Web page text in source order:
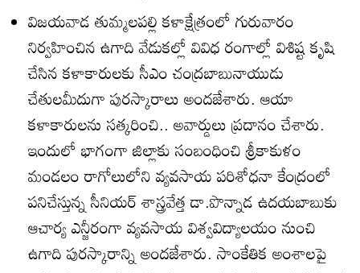
విజయవాడ తుమ్మలపల్లి కళాక్షేత్రంలో గురువారం
నిర్వహించిన ఉగాది వేడుకల్లో వివిధ రంగాల్లో విశిష్ట కృషి
చేసిన కళాకారులకు సీఎం చంద్రబాబునాయుడు
చేతులమీదుగా పురస్కారాలు అందజేశారు. ఆయా
కళాకారులను సత్కరించి.. అవార్డులు ప్రదానం చేశారు.
ఇందులో భాగంగా జిల్లాకు సంబంధించి శ్రీకాకుళం
మండలం రాగోలులోని వ్యవసాయ పరిశోధనా కేంద్రంలో
పనిచేస్తున్న సీనియర్‌ శాస్త్రవేత్త డా.పొన్నాడ ఉదయబాబుకు
ఆచార్య ఎన్జీరంగా వ్యవసాయ విశ్వవిద్యాలయం నుంచి
ఉగాది పురస్కారాన్ని అందజేశారు. సాంకేతిక అంశాలపై